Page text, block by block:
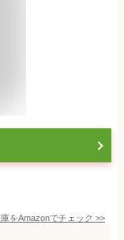
をAmazonでチェック >>